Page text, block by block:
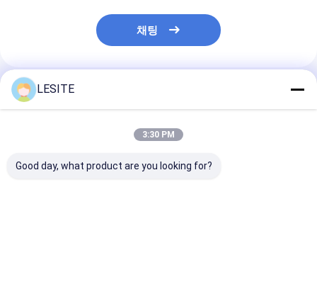
프레임 용접공
에어콘 헤파필터
먼지 주머니 여과기
채팅
추천된 제품
LESITE
3:30 PM
Good day, what product are you looking for?